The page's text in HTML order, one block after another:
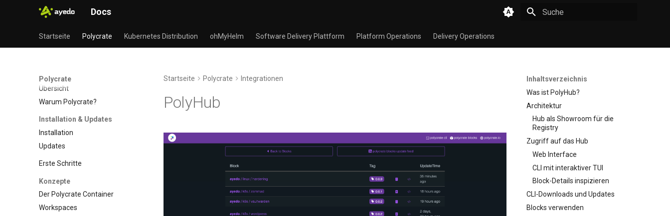
Docs
Startseite Polycrate Kubernetes Distribution ohMyHelm Software Delivery Plattform Platform Operations Delivery Operations
Polycrate
Übersicht
Warum Polycrate?
Installation & Updates
Installation
Updates
Erste Schritte
Konzepte
Der Polycrate Container
Workspaces
Inhaltsverzeichnis
Was ist PolyHub?
Architektur
Hub als Showroom für die
Registry
Zugriff auf das Hub
Web Interface
CLI mit interaktiver TUI
Block-Details inspizieren
CLI-Downloads und Updates
Blocks verwenden
Startseite Polycrate Integrationen
PolyHub